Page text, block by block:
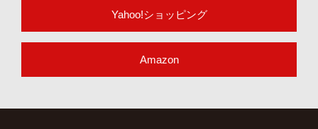
Yahoo!ショッピング
Amazon